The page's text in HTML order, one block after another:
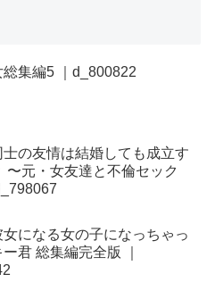
総集編5 ｜d_800822
士の友情は結婚しても成立す
〜元・女友達と不倫セック
女になる女の子になっちゃっ
君 総集編完全版 ｜